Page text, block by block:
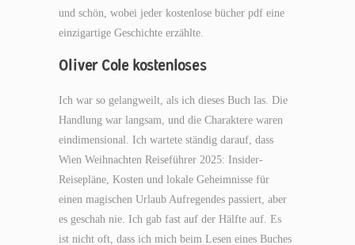
und schön, wobei jeder kostenlose bücher pdf eine
einzigartige Geschichte erzählte.
Oliver Cole kostenloses
Ich war so gelangweilt, als ich dieses Buch las. Die
Handlung war langsam, und die Charaktere waren
eindimensional. Ich wartete ständig darauf, dass
Wien Weihnachten Reiseführer 2025: Insider-
Reisepläne, Kosten und lokale Geheimnisse für
einen magischen Urlaub Aufregendes passiert, aber
es geschah nie. Ich gab fast auf der Hälfte auf. Es
ist nicht oft, dass ich mich beim Lesen eines Buches